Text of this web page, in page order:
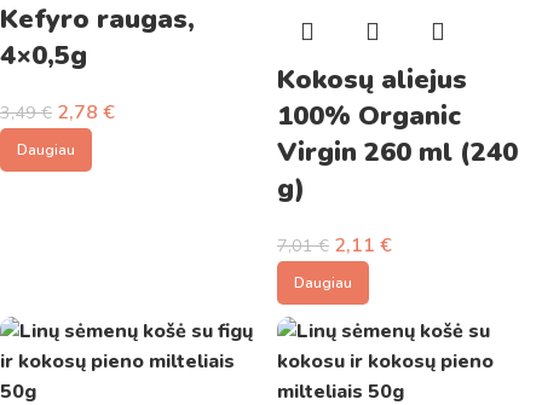
Kefyro raugas,
4×0,5g
3,49€ 2,78 €
Daugiau
Kokosų aliejus
100% Organic
Virgin 260 ml (240
g)
7,01€ 2,11 €
Daugiau